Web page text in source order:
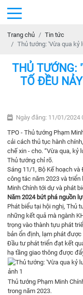
Trang chủ
Tin tức
Thủ tướng: 'Vừa qua kỷ
THỦ TƯỚNG:
TỐ ĐỀU
Ngày đăng: 11/01/2024
TPO - Thủ tướng Phạm
cải cách thủ tục hành
chế xin - cho. “Vừa qua, kỷ
Thủ tướng chỉ rõ.
Sáng 11/1, Bộ Kế hoạch
công tác năm 2023 và
Minh Chính tới dự và phát
Năm 2024 bứt phá nguồn
Phát biểu tại hội nghị, Thủ
những kết quả mà ngành
trọng vào thành tựu phát
bản ổn định, lạm phát
Đầu tư phát triển đạt kết
hạ tầng giao thông được
Thủ tướng Phạm Minh
trong năm 2023.